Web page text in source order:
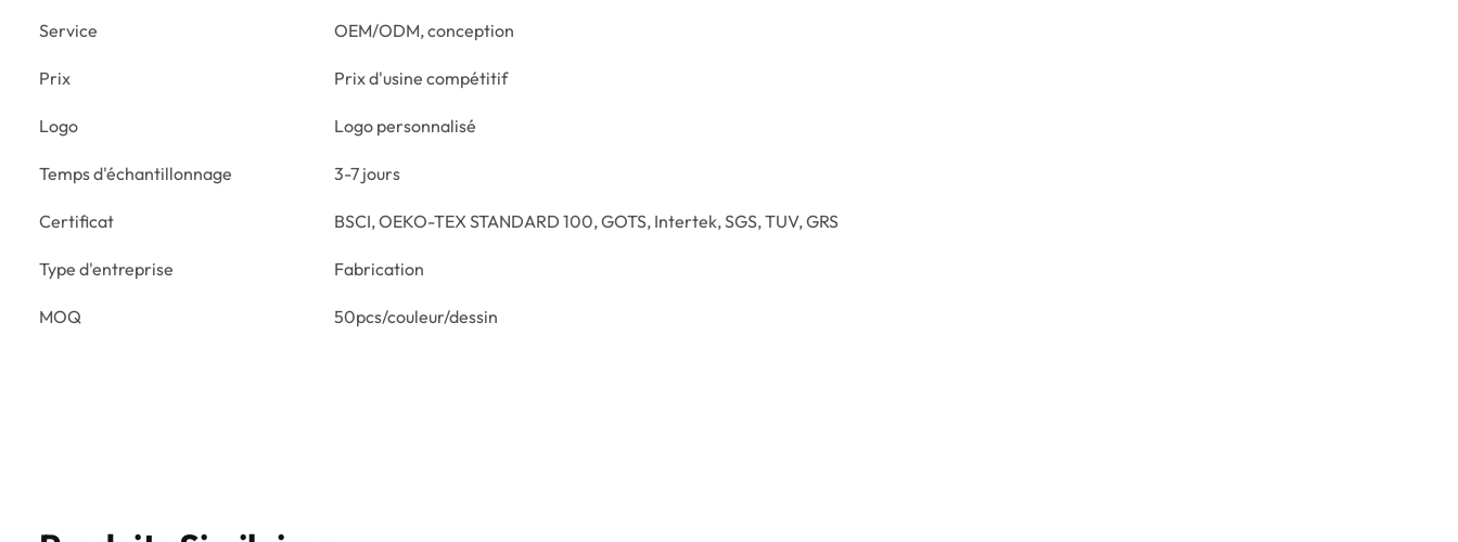
Service OEM/ODM, conception
Prix Prix d'usine compétitif
Logo Logo personnalisé
Temps d'échantillonnage 3-7 jours
Certificat BSCI, OEKO-TEX STANDARD 100, GOTS, Intertek, SGS, TUV, GRS
Type d'entreprise Fabrication
MOQ 50pcs/couleur/dessin